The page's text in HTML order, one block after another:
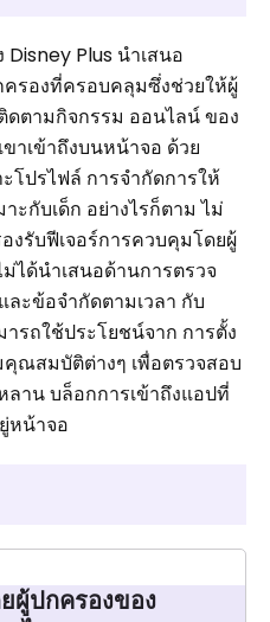
Plus นำเสนอ
รองที่ครอบคลุมซึ่งช่วยให้ผู้
ตามกิจกรรม ออนไลน์ ของ
าเข้าถึงบนหน้าจอ ด้วย
โปรไฟล์ การจำกัดการให้
ะกับเด็ก อย่างไรก็ตาม ไม่
งรับฟีเจอร์การควบคุมโดยผู้
ด้นำเสนอด้านการตรวจ
และข้อจำกัดตามเวลา กับ
รถใช้ประโยชน์จาก การตั้ง
ณสมบัติต่างๆ เพื่อตรวจสอบ
าน บล็อกการเข้าถึงแอปที่
หน้าจอ
ผู้ปกครองของ